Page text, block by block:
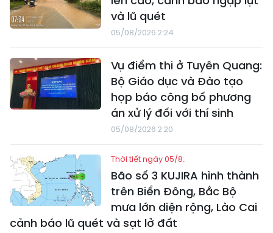
và lũ quét
05/08/2026 2:24
Vụ điểm thi ở Tuyên Quang:
Bộ Giáo dục và Đào tạo
họp báo công bố phương
án xử lý đối với thí sinh
05/08/2026 2:20
Thời tiết ngày 05/8:
Bão số 3 KUJIRA hình thành
trên Biển Đông, Bắc Bộ
mưa lớn diện rộng, Lào Cai
cảnh báo lũ quét và sạt lở đất